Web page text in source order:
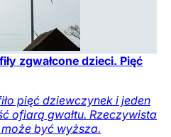
zgwałcone dzieci. Pięć
pięć dziewczynek i jeden
ofiarą gwałtu. Rzeczywista
być wyższa.